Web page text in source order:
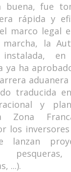
buena, fue
rápida y
marco legal
la
ya ha
traducida
y
Zona
los
lanzan
...).